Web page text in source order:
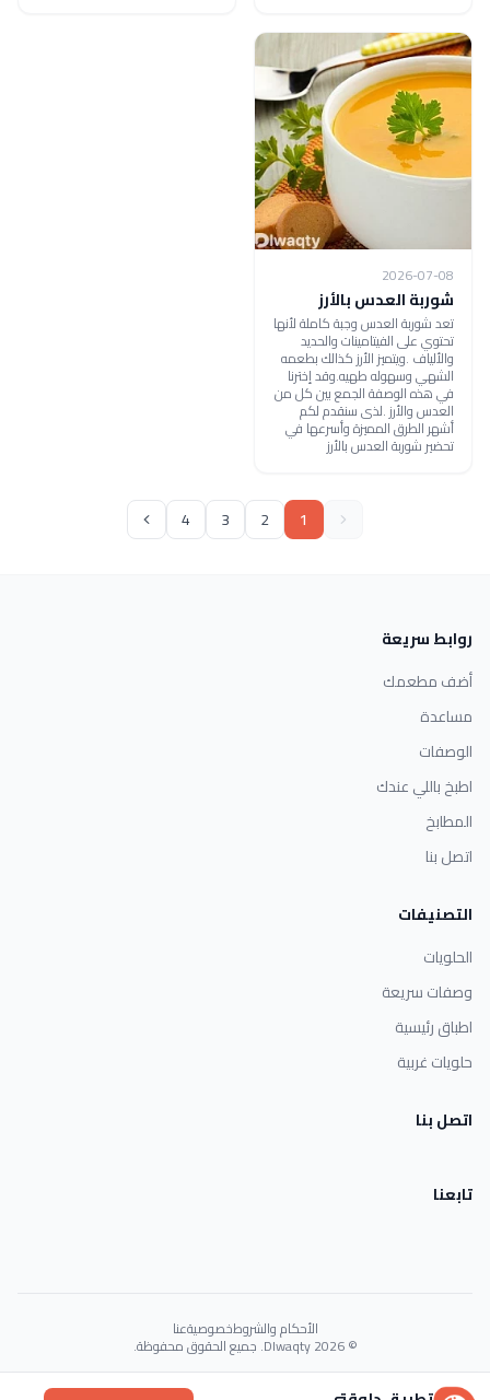
2026-07-08
شوربة العدس بالأرز
تعد شوربة العدس وجبة كاملة لأنها
تحتوي على الفيتامينات والحديد
والألياف .ويتميز الأرز كذالك بطعمه
الشهي وسهوله طهيه.وقد إخترنا
في هذه الوصفة الجمع بين كل من
العدس والأرز .لذى سنقدم لكم
أشهر الطرق المميزة وأسرعها في
تحضير شوربة العدس بالأرز
1
2
3
4
روابط سريعة
أضف مطعمك
مساعدة
الوصفات
اطبخ باللي عندك
المطابخ
اتصل بنا
التصنيفات
الحلويات
وصفات سريعة
اطباق رئيسية
حلويات غربية
اتصل بنا
تابعنا
الأحكام والشروطخصوصيةعنا
© 2026 Dlwaqty. جميع الحقوق محفوظة.
Powered byGAIT